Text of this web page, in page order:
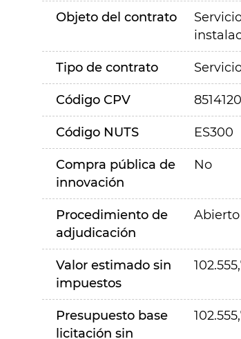
Objeto del contrato
Tipo de contrato
Código CPV
Código NUTS ES300
Compra pública de
innovación
No
Procedimiento de
adjudicación
Abierto
Valor estimado sin
impuestos
Presupuesto base
licitación sin